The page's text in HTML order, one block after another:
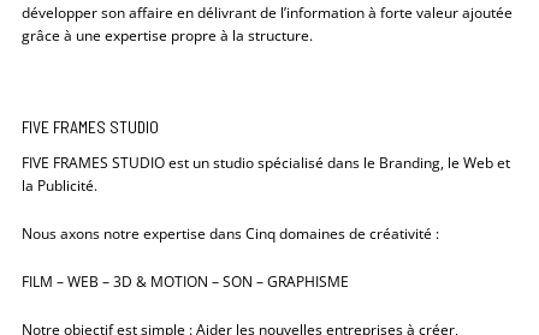
développer son affaire en délivrant de l’information à forte valeur ajoutée
grâce à une expertise propre à la structure.
FIVE FRAMES STUDIO
FIVE FRAMES STUDIO est un studio spécialisé dans le Branding, le Web et
la Publicité.
Nous axons notre expertise dans Cinq domaines de créativité :
FILM – WEB – 3D & MOTION – SON – GRAPHISME
Notre objectif est simple : Aider les nouvelles entreprises à créer,